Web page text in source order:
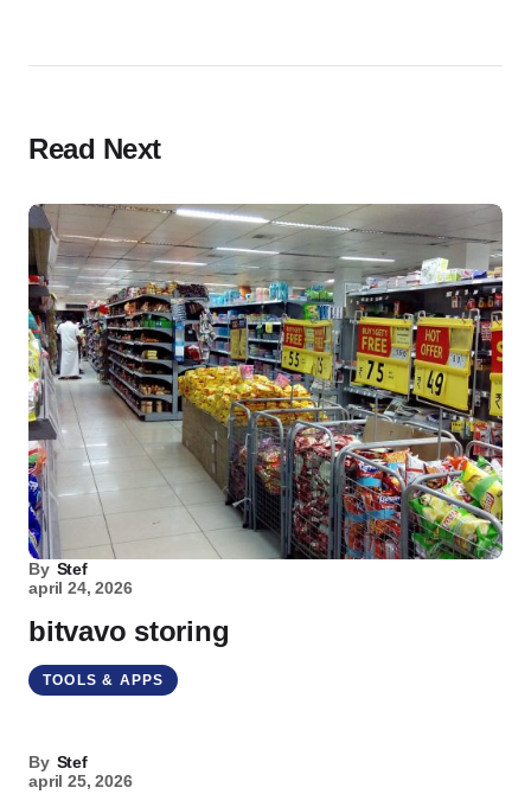
Read Next
By Stef
april 24, 2026
bitvavo storing
TOOLS & APPS
By Stef
april 25, 2026